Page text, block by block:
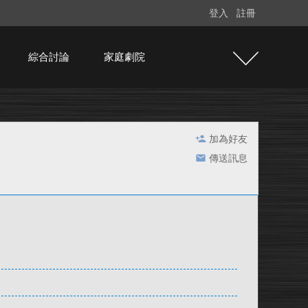
登入 註冊
綜合討論 家庭劇院
加為好友
傳送訊息